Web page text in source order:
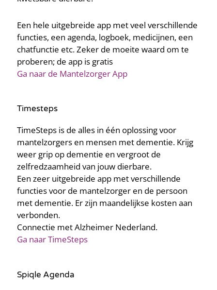
Een hele uitgebreide app met veel verschillende
functies, een agenda, logboek, medicijnen, een
chatfunctie etc. Zeker de moeite waard om te
proberen; de app is gratis
Ga naar de Mantelzorger App
Timesteps
TimeSteps is de alles in één oplossing voor
mantelzorgers en mensen met dementie. Krijg
weer grip op dementie en vergroot de
zelfredzaamheid van jouw dierbare.
Een zeer uitgebreide app met verschillende
functies voor de mantelzorger en de persoon
met dementie. Er zijn maandelijkse kosten aan
verbonden.
Connectie met Alzheimer Nederland.
Ga naar TimeSteps
Spiqle Agenda